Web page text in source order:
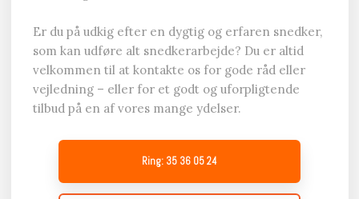
Er du på udkig efter en dygtig og erfaren snedker,
som kan udføre alt snedkerarbejde? Du er altid
velkommen til at kontakte os for gode råd eller
vejledning – eller for et godt og uforpligtende
tilbud på en af vores mange ydelser.
Ring: 35 36 05 24